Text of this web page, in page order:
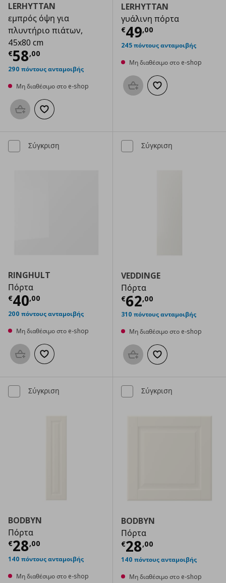
LERHYTTAN
εμπρός όψη για
πλυντήριο πιάτων,
45x80 cm
€58,00
Τρέχουσα τιμή € 58,00
290 πόντους ανταμοιβής
Μη διαθέσιμο στο e-shop
Προσθήκη στο καλάθι
Προσθήκη στα αγαπημένα
LERHYTTAN
γυάλινη πόρτα
€49,00
Τρέχουσα
245 πόντους ανταμοιβής
Μη διαθέσιμο στο e-shop
Προσθήκη στο καλάθι
Προσθήκη στα
Σύγκριση
RINGHULT
Πόρτα
€40,00
Τρέχουσα τιμή € 40,00
200 πόντους ανταμοιβής
Μη διαθέσιμο στο e-shop
Προσθήκη στο καλάθι
Προσθήκη στα αγαπημένα
Σύγκριση
VEDDINGE
Πόρτα
€62,00
Τρέχουσα
310 πόντους ανταμοιβής
Μη διαθέσιμο στο e-shop
Προσθήκη στο καλάθι
Προσθήκη στα
Σύγκριση
BODBYN
Πόρτα
€28,00
Τρέχουσα τιμή € 28,00
140 πόντους ανταμοιβής
Μη διαθέσιμο στο e-shop
Σύγκριση
BODBYN
Πόρτα
€28,00
Τρέχουσα
140 πόντους ανταμοιβής
Μη διαθέσιμο στο e-shop